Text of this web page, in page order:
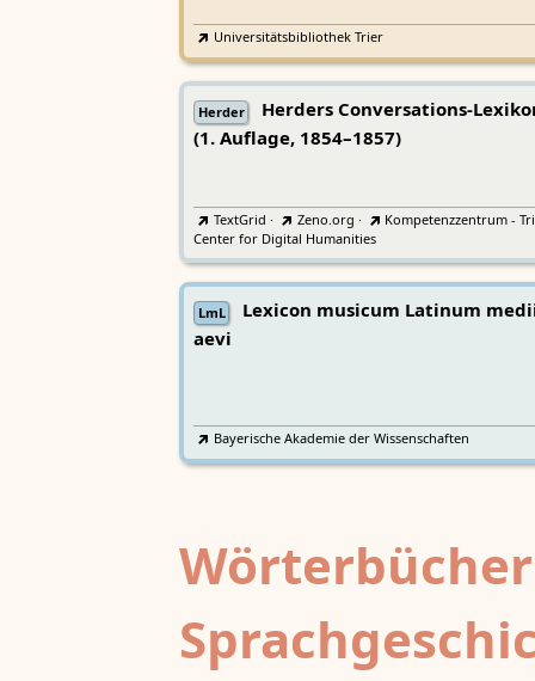
Universitätsbibliothek Trier
Herder
Herders Conversations-
(1. Auflage, 1854–1857)
TextGrid · Zeno.org ·
Kompetenzzentrum -
Center for Digital Humanities
LmL
Lexicon musicum Latinum
aevi
Bayerische Akademie der Wissenschaften